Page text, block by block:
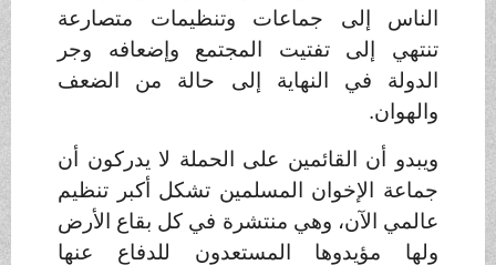
الناس إلى جماعات وتنظيمات متصارعة
تنتهي إلى تفتيت المجتمع وإضعافه وجر
الدولة في النهاية إلى حالة من الضعف
والهوان.
ويبدو أن القائمين على الحملة لا يدركون أن
جماعة الإخوان المسلمين تشكل أكبر تنظيم
عالمي الآن، وهي منتشرة في كل بقاع الأرض
ولها مؤيدوها المستعدون للدفاع عنها